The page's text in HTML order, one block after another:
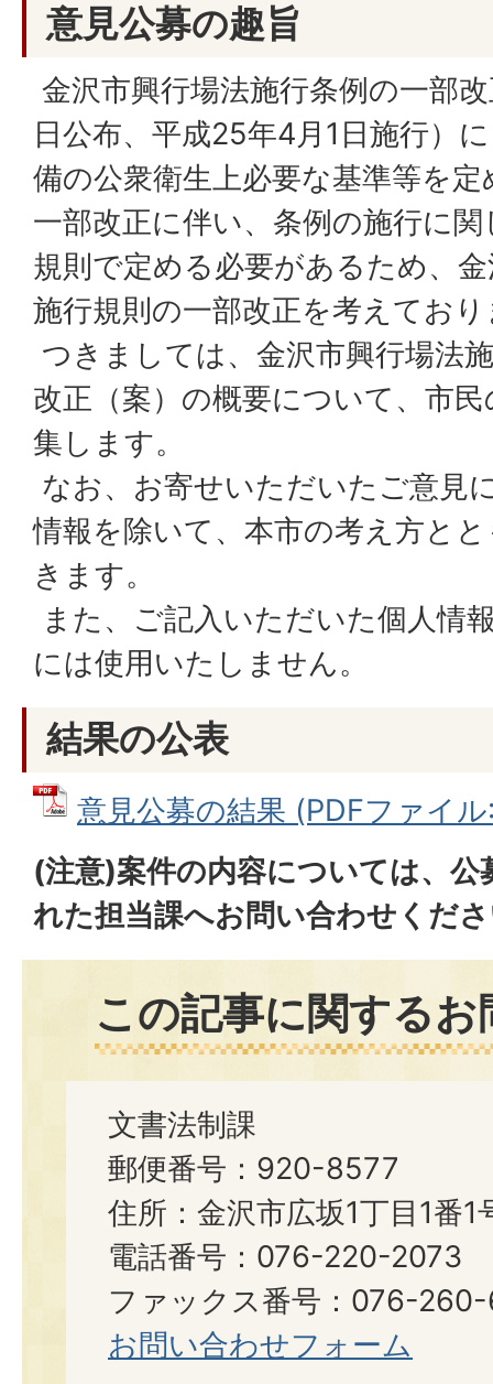
意見公募の趣旨
金沢市興行場法施行条例の一部
日公布、平成25年4月1日施行）
備の公衆衛生上必要な基準等を
一部改正に伴い、条例の施行に
規則で定める必要があるため、
施行規則の一部改正を考えてお
つきましては、金沢市興行場法
改正（案）の概要について、市
集します。
なお、お寄せいただいたご意見
情報を除いて、本市の考え方と
きます。
また、ご記入いただいた個人情
には使用いたしません。
結果の公表
意見公募の結果 (PDFファイ
(注意)案件の内容については、公
れた担当課へお問い合わせくだ
この記事に関する
文書法制課
郵便番号：920-8577
住所：金沢市広坂1丁目1番1
電話番号：076-220-2073
ファックス番号：076-
お問い合わせフォーム